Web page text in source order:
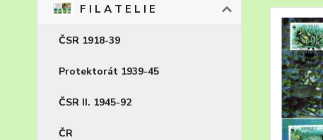
F I L A T E L I E
ČSR 1918-39
Protektorát 1939-45
ČSR II. 1945-92
ČR